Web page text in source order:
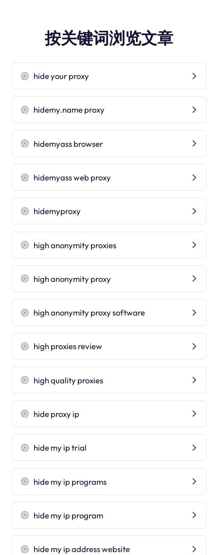
按关键词浏览文章
hide your proxy
hidemy.name proxy
hidemyass browser
hidemyass web proxy
hidemyproxy
high anonymity proxies
high anonymity proxy
high anonymity proxy software
high proxies review
high quality proxies
hide proxy ip
hide my ip trial
hide my ip programs
hide my ip program
hide my ip address website